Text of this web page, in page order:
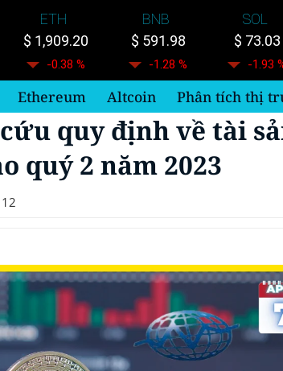
ETH
$ 1,909.20
-0.38 %
BNB
$ 591.98
-1.28 %
SOL
$ 73.03
-1.93
Ethereum Altcoin Phân tích thị
quy định về tài
quý 2 năm 2023